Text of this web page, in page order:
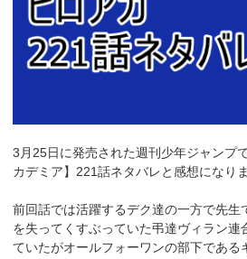
3月25日に発売された週刊少年ジャンプ
カデミア】221話ネタバレと感想になりま
前回話では活躍するデク達の一方で先生
を失ってくすぶっていた弔達ヴィラン連
ていたがオールフォーワンの部下である